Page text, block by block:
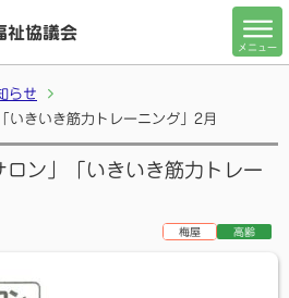
祉協議会
メニュー
らせ
いきいき筋力トレーニング」2月
ン」「いきいき筋力トレー
梅屋 高齢